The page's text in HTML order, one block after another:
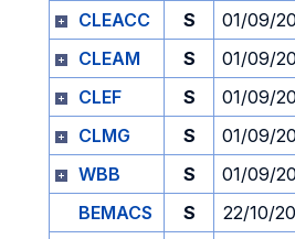
CLEACC
S 01/09/
CLEAM
S 01/09/
CLEF
S 01/09/
CLMG
S 01/09/
WBB
S 01/09/
BEMACS
S 22/10/